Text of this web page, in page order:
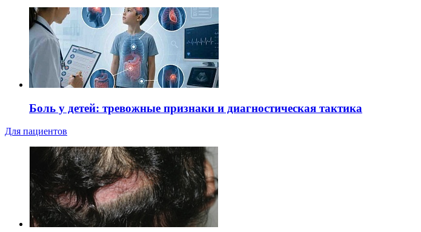
Боль у детей: тревожные признаки и диагностическая тактика
Для пациентов